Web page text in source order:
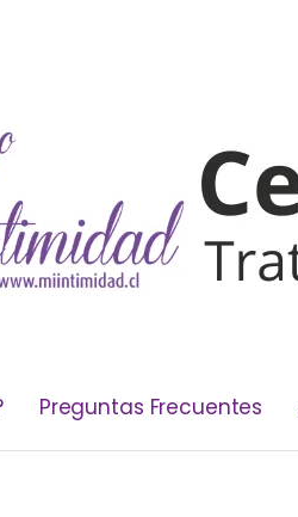
Preguntas Frecuentes